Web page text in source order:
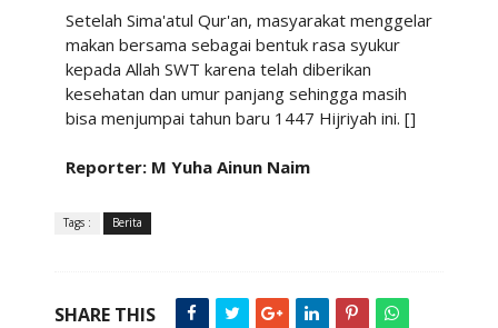
Setelah Sima'atul Qur'an, masyarakat menggelar
makan bersama sebagai bentuk rasa syukur
kepada Allah SWT karena telah diberikan
kesehatan dan umur panjang sehingga masih
bisa menjumpai tahun baru 1447 Hijriyah ini. []
Reporter: M Yuha Ainun Naim
Tags : Berita
SHARE THIS